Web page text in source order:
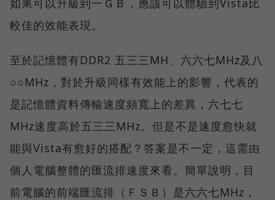
較佳的效能表現。
至於記憶體有DDR2 五三三MH、六六七MHz及八
○○MHz，對於升級同樣有效能上的影響，代表的
是記憶體資料傳輸速度頻寬上的差異，六七七
MHz速度高於五三三MHz。但是不是速度愈快就
能與Vista有愈好的搭配？答案是不一定，這需由
個人電腦整體的匯流排速度來看。簡單說明，目
前電腦的前端匯流排（ＦＳＢ）是六六七MHz，